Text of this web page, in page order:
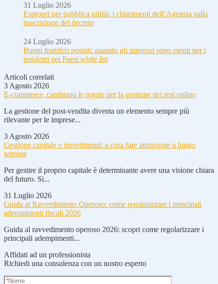
31 Luglio 2026
Espropri per pubblica utilità: i chiarimenti dell’Agenzia sulla
trascrizione del decreto
24 Luglio 2026
Buoni fruttiferi postali: quando gli interessi sono esenti per i
residenti nei Paesi white list
Articoli correlati
3 Agosto 2026
E-commerce, cambiano le regole per la gestione dei resi online
La gestione del post-vendita diventa un elemento sempre più
rilevante per le imprese...
3 Agosto 2026
Gestione capitale e investimenti: a cosa fare attenzione a lungo
termine
Per gestire il proprio capitale è determinante avere una visione chiara
del futuro. Si...
31 Luglio 2026
Guida al Ravvedimento Operoso: come regolarizzare i principali
adempimenti fiscali 2026
Guida al ravvedimento operoso 2026: scopri come regolarizzare i
principali adempimenti...
Affidati ad un professionista
Richiedi una consulenza con un nostro esperto